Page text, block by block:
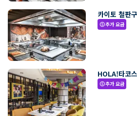
카이토 철판
paid추가 요금
HOLA!타코
paid추가 요금